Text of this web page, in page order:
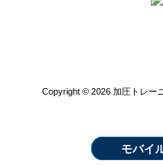
Copyright © 2026 加圧トレー
モバイ